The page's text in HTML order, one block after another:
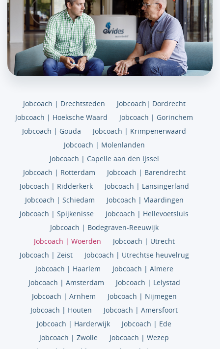
Jobcoach | Drechtsteden
Jobcoach| Dordrecht
Jobcoach | Hoeksche Waard
Jobcoach | Gorinchem
Jobcoach | Gouda
Jobcoach | Krimpenerwaard
Jobcoach | Molenlanden
Jobcoach | Capelle aan den IJssel
Jobcoach | Rotterdam
Jobcoach | Barendrecht
Jobcoach | Ridderkerk
Jobcoach | Lansingerland
Jobcoach | Schiedam
Jobcoach | Vlaardingen
Jobcoach | Spijkenisse
Jobcoach | Hellevoetsluis
Jobcoach | Bodegraven-Reeuwijk
Jobcoach | Woerden
Jobcoach | Utrecht
Jobcoach | Zeist
Jobcoach | Utrechtse heuvelrug
Jobcoach | Haarlem
Jobcoach | Almere
Jobcoach | Amsterdam
Jobcoach | Lelystad
Jobcoach | Arnhem
Jobcoach | Nijmegen
Jobcoach | Houten
Jobcoach | Amersfoort
Jobcoach | Harderwijk
Jobcoach | Ede
Jobcoach | Zwolle
Jobcoach | Wezep